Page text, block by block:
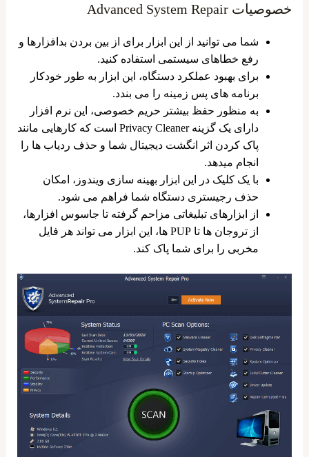
خصوصیات Advanced System Repair
شما می ‌توانید از این ابزار برای از بین بردن بدافزارها و
رفع خطاهای سیستمی استفاده کنید.
برای بهبود عملکرد دستگاه، این ابزار به طور خودکار
برنامه ‌های پس ‌زمینه را می بندد.
به منظور حفظ بیشتر حریم خصوصی، این نرم افزار
دارای یک گزینه Privacy Cleaner است که کارهایی مانند
پاک کردن اثر انگشت دیجیتال شما و حذف ردیاب‌ ها را
انجام میدهد.
با یک کلیک در این ابزار بهینه سازی ویندوز، امکان
حذف رجیستری دستگاه شما فراهم می شود.
از ابزارهای تبلیغاتی مزاحم گرفته تا جاسوس افزارها،
از تروجان ها تا PUP ها، این ابزار می تواند هر فایل
مخربی را برای شما پاک کند.